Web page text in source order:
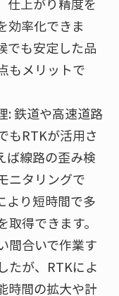
仕上がり精度を
効率化できま
でも安定した品
もメリットで
: 鉄道や高速道路
もRTKが活用さ
ば線路の歪み検
ニタリングで
より短時間で多
得できます。
間合いで作業す
たが、RTKによ
時間の拡大や計